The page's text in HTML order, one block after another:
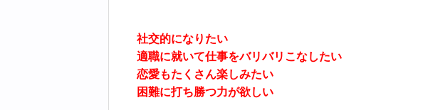
社交的になりたい
適職に就いて仕事をバリバリこなしたい
恋愛もたくさん楽しみたい
困難に打ち勝つ力が欲しい